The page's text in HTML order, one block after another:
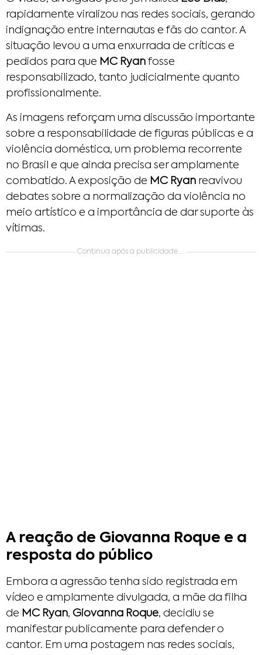
rapidamente viralizou nas redes sociais, gerando
indignação entre internautas e fãs do cantor. A
situação levou a uma enxurrada de críticas e
pedidos para que MC Ryan fosse
responsabilizado, tanto judicialmente quanto
profissionalmente.
As imagens reforçam uma discussão importante
sobre a responsabilidade de figuras públicas e a
violência doméstica, um problema recorrente
no Brasil e que ainda precisa ser amplamente
combatido. A exposição de MC Ryan reavivou
debates sobre a normalização da violência no
meio artístico e a importância de dar suporte às
vítimas.
Continua após a publicidade....
A reação de Giovanna Roque e a
resposta do público
Embora a agressão tenha sido registrada em
vídeo e amplamente divulgada, a mãe da filha
de MC Ryan, Giovanna Roque, decidiu se
manifestar publicamente para defender o
cantor. Em uma postagem nas redes sociais,